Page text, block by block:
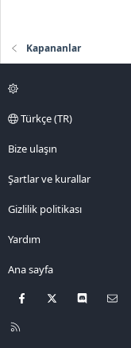
Kapananlar
Türkçe (TR)
Bize ulaşın
Şartlar ve kurallar
Gizlilik politikası
Yardım
Ana sayfa
Facebook Discord
R